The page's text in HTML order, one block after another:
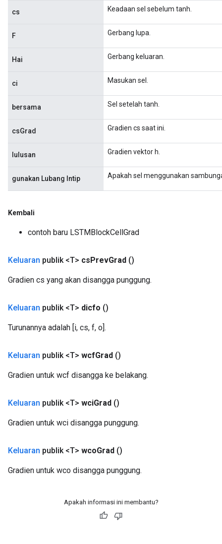
cs Keadaan sel sebelum tanh.
F Gerbang lupa.
Hai Gerbang keluaran.
ci Masukan sel.
bersama Sel setelah tanh.
csGrad Gradien cs saat ini.
lulusan Gradien vektor h.
gunakan Lubang Intip Apakah sel menggunakan
Kembali
contoh baru LSTMBlockCellGrad
Keluaran publik <T> csPrevGrad ()
Gradien cs yang akan disangga punggung.
Keluaran publik <T> dicfo ()
Turunannya adalah [i, cs, f, o].
Keluaran publik <T> wcfGrad ()
Gradien untuk wcf disangga ke belakang.
Keluaran publik <T> wciGrad ()
Gradien untuk wci disangga punggung.
Keluaran publik <T> wcoGrad ()
Gradien untuk wco disangga punggung.
Apakah informasi ini membantu?